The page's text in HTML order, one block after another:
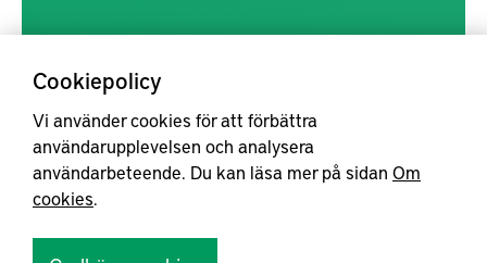
Cookiepolicy
Vi använder cookies för att förbättra
användarupplevelsen och analysera
användarbeteende. Du kan läsa mer på sidan Om
cookies.
Kunskapsförmedlingen är en samlingsplats för svensk forskning
inom produkt- och produktionsutveckling, med syftet att göra
forskningsresultat mer tillgängliga för industrin, samt att stärka
samverkan mellan högskolor, institut och näringsliv.